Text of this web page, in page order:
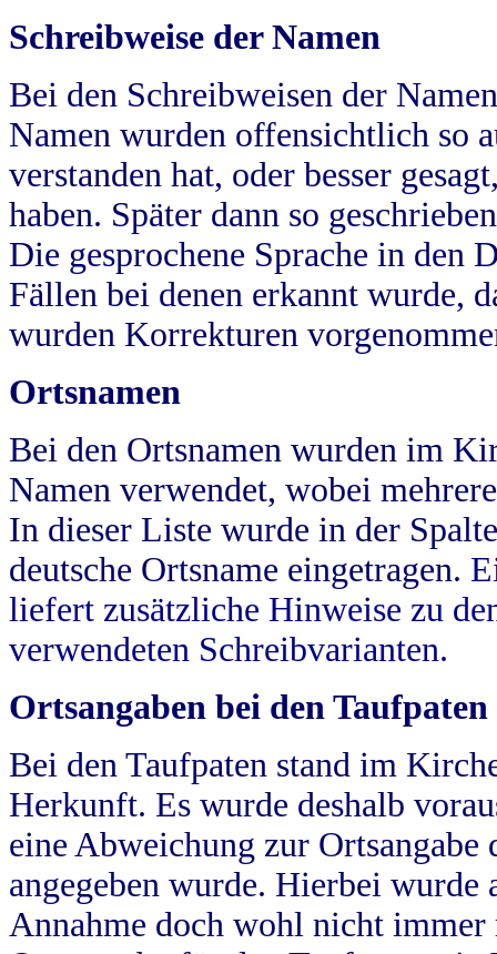
Schreibweise der Namen
Bei den Schreibweisen der
Namen wurden offensichtlich so
verstanden hat, oder besser
haben. Später dann so
Die gesprochene Sprache in
Fällen bei denen erkannt wurde,
wurden Korrekturen
Ortsnamen
Bei den Ortsnamen wurden im
Namen verwendet, wobei
In dieser Liste wurde in der
deutsche Ortsname eingetragen.
liefert zusätzliche Hinweise zu
verwendeten Schreibvarianten.
Ortsangaben bei den Taufpaten
Bei den Taufpaten stand im
Herkunft. Es wurde deshalb
eine Abweichung zur
angegeben wurde. Hierbei wurde
Annahme doch wohl nicht